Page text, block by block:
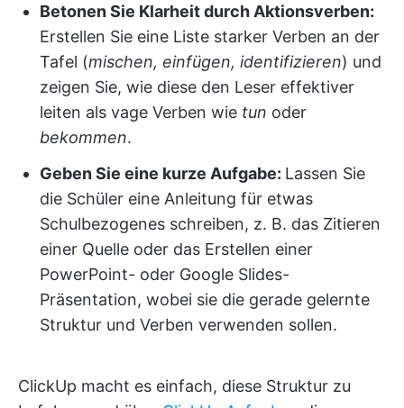
Betonen Sie Klarheit durch Aktionsverben:
Erstellen Sie eine Liste starker Verben an der
Tafel (mischen, einfügen, identifizieren) und
zeigen Sie, wie diese den Leser effektiver
leiten als vage Verben wie tun oder
bekommen.
Geben Sie eine kurze Aufgabe: Lassen Sie
die Schüler eine Anleitung für etwas
Schulbezogenes schreiben, z. B. das Zitieren
einer Quelle oder das Erstellen einer
PowerPoint- oder Google Slides-
Präsentation, wobei sie die gerade gelernte
Struktur und Verben verwenden sollen.
ClickUp macht es einfach, diese Struktur zu